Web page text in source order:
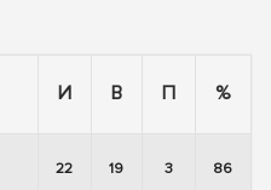
И В П %
22 19 3 86